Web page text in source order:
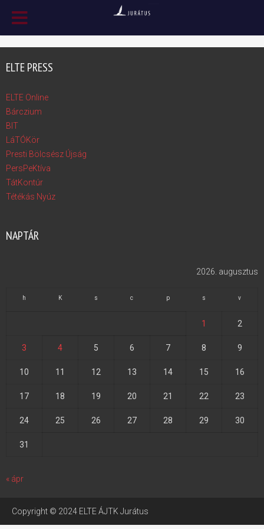
ELTE PRESS
ELTE Online
Bárczium
BIT
LáTÓKör
Presti Bölcsész Újság
PersPeKtíva
TátKontúr
Tétékás Nyúz
NAPTÁR
2026. augusztus
h K s c p s v
1 2
3 4 5 6 7 8 9
10 11 12 13 14 15 16
17 18 19 20 21 22 23
24 25 26 27 28 29 30
31
« ápr
Copyright © 2024 ELTE ÁJTK Jurátus